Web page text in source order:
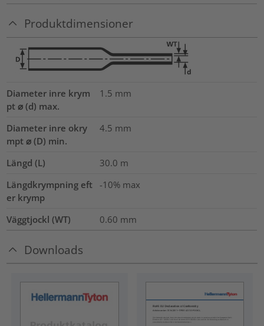
Produktdimensioner
Diameter inre krym
pt ⌀ (d) max.
1.5 mm
Diameter inre okry
mpt ⌀ (D) min.
4.5 mm
Längd (L) 30.0 m
Längdkrympning eft
er krymp
-10% max
Väggtjockl (WT) 0.60 mm
Downloads